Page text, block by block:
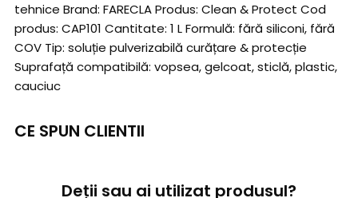
tehnice Brand: FARECLA Produs: Clean & Protect Cod
produs: CAP101 Cantitate: 1 L Formulă: fără siliconi, fără
COV Tip: soluție pulverizabilă curățare & protecție
Suprafață compatibilă: vopsea, gelcoat, sticlă, plastic,
cauciuc
CE SPUN CLIENTII
Deții sau ai utilizat produsul?